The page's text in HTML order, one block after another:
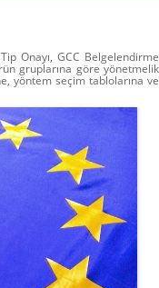
Onayı, GCC Belgelendirme
gruplarına göre yönetmelik
yöntem seçim tablolarına ve